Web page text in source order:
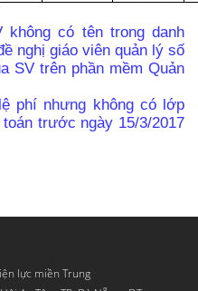
có tên trong danh
nghị giáo viên quản lý số
SV trên phần mềm Quản
phí nhưng không có lớp
trước ngày 15/3/2017
lực miền Trung